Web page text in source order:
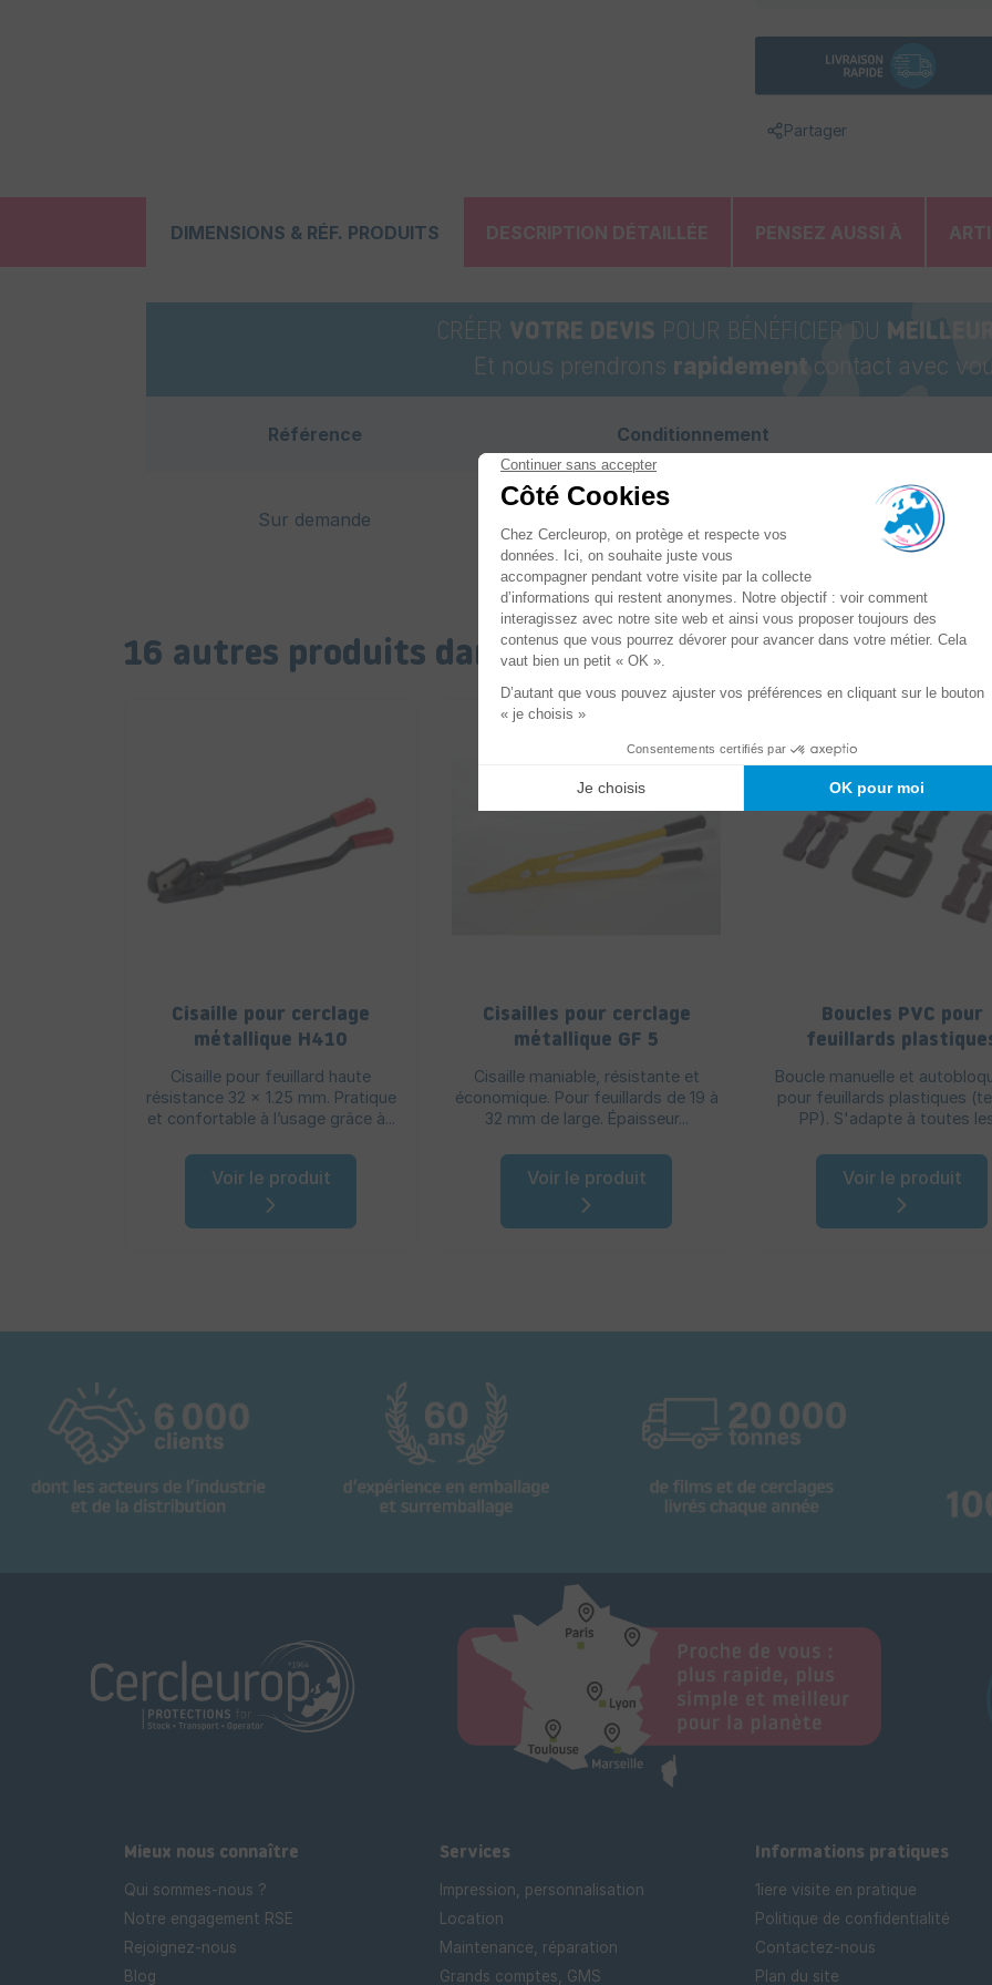
Partager
DIMENSIONS & RÉF. PRODUITS DESCRIPTION DÉTAILLÉE PENSEZ AUSSI À
CRÉER VOTRE DEVIS POUR BÉNÉFICIER DU
Et nous prendrons rapidement contact avec
Référence Conditionnement
Sur demande
16 autres produits dans la même catégorie :
Cisaille pour cerclage
métallique H410
Cisaille pour feuillard haute
résistance 32 x 1.25 mm. Pratique
et confortable à l’usage grâce à...
Voir le produit
Cisailles pour cerclage
métallique GF 5
Cisaille maniable, résistante et
économique. Pour feuillards de 19 à
32 mm de large. Épaisseur...
Voir le produit
Boucles PVC pour
feuillards
Boucle manuelle et
pour feuillards plastiques
PP). S'adapte à toutes
Voir le produit
Mieux nous connaître
Qui sommes-nous ?
Notre engagement RSE
Rejoignez-nous
Blog
Services
Impression, personnalisation
Location
Maintenance, réparation
Grands comptes, GMS
Informations pratiques
1iere visite en pratique
Politique de confidentialité
Contactez-nous
Plan du site